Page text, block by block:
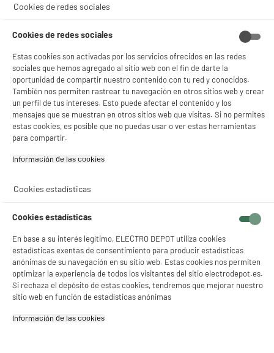
Cookies de redes sociales
Cookies de redes sociales
Estas cookies son activadas por los servicios ofrecidos en las redes
sociales que hemos agregado al sitio web con el fin de darte la
oportunidad de compartir nuestro contenido con tu red y conocidos.
También nos permiten rastrear tu navegación en otros sitios web y crear
un perfil de tus intereses. Esto puede afectar el contenido y los
mensajes que se muestran en otros sitios web que visitas. Si no permites
estas cookies, es posible que no puedas usar o ver estas herramientas
para compartir.
Información de las cookies‎
Cookies estadísticas
Cookies estadísticas
En base a su interés legítimo, ELECTRO DEPOT utiliza cookies
estadísticas exentas de consentimiento para producir estadísticas
anónimas de su navegación en su sitio web. Estas cookies nos permiten
optimizar la experiencia de todos los visitantes del sitio electrodepot.es.
Si rechaza el depósito de estas cookies, tendremos que mejorar nuestro
sitio web en función de estadísticas anónimas
Información de las cookies‎